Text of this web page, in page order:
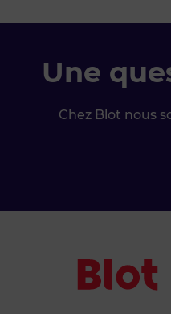
Une
Chez Blot nous